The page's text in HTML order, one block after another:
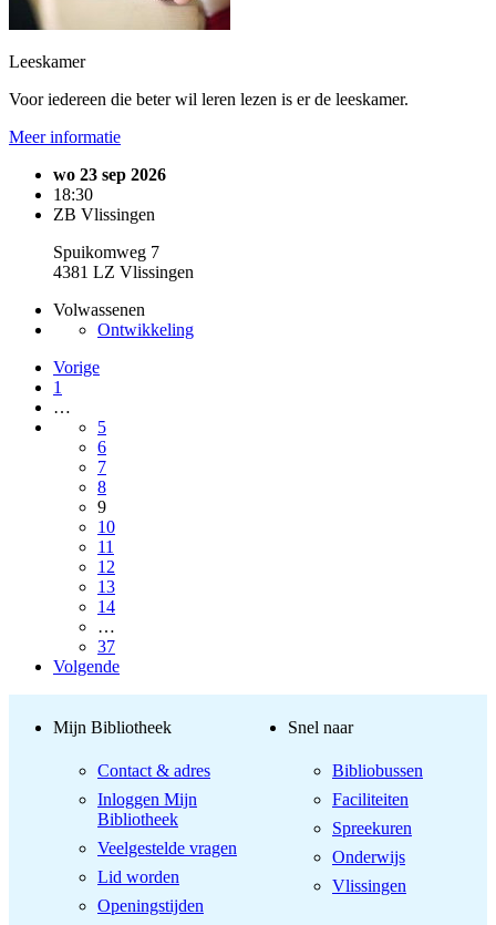
Leeskamer
Voor iedereen die beter wil leren lezen is er de leeskamer.
Meer informatie
wo 23 sep 2026
18:30
ZB Vlissingen
Spuikomweg 7
4381 LZ Vlissingen
Volwassenen
Ontwikkeling
Vorige
1
…
5
6
7
8
9
10
11
12
13
14
…
37
Volgende
Mijn Bibliotheek
Contact & adres
Inloggen Mijn
Bibliotheek
Veelgestelde vragen
Lid worden
Openingstijden
Snel naar
Bibliobussen
Faciliteiten
Spreekuren
Onderwijs
Vlissingen